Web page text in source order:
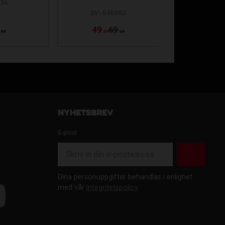
KR 49 KR69 KR
Nyhetsbrev
E-post
Dina personuppgifter behandlas i enlighet
med vår integritetspolicy.